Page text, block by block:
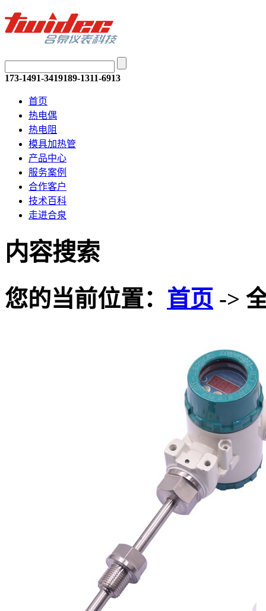
173-1491-3419189-1311-6913
首页
热电偶
热电阻
模具加热管
产品中心
服务案例
合作客户
技术百科
走进合泉
内容搜索
您的当前位置： 首页 ->